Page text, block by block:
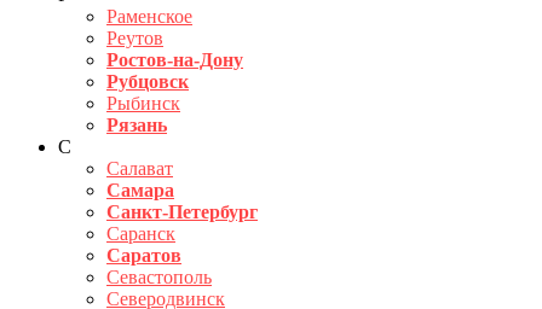
Раменское
Реутов
Ростов-на-Дону
Рубцовск
Рыбинск
Рязань
С
Салават
Самара
Санкт-Петербург
Саранск
Саратов
Севастополь
Северодвинск